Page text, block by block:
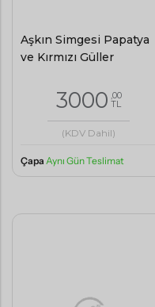
Aşkın Simgesi Papatya
ve Kırmızı Güller
3000 ,00
TL
(KDV Dahil)
Çapa Aynı Gün Teslimat